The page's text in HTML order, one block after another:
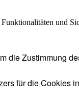
und
die Zustimmung
für die Cookies